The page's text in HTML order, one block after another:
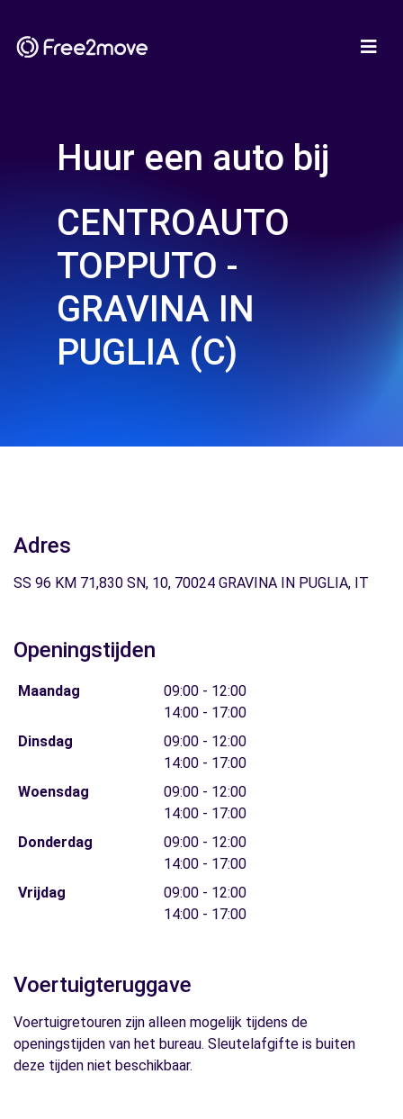
Huur een auto bij
CENTROAUTO
TOPPUTO -
GRAVINA IN
PUGLIA (C)
Adres
SS 96 KM 71,830 SN, 10, 70024 GRAVINA IN PUGLIA, IT
Openingstijden
Maandag
09:00 - 12:00
14:00 - 17:00
Dinsdag
09:00 - 12:00
14:00 - 17:00
Woensdag
09:00 - 12:00
14:00 - 17:00
Donderdag
09:00 - 12:00
14:00 - 17:00
Vrijdag
09:00 - 12:00
14:00 - 17:00
Voertuigteruggave
Voertuigretouren zijn alleen mogelijk tijdens de
openingstijden van het bureau. Sleutelafgifte is buiten
deze tijden niet beschikbaar.